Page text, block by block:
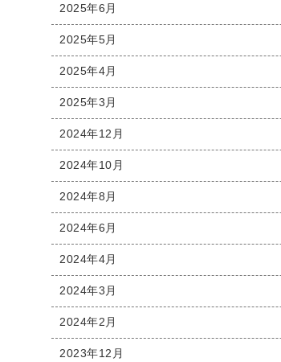
2025年6月
2025年5月
2025年4月
2025年3月
2024年12月
2024年10月
2024年8月
2024年6月
2024年4月
2024年3月
2024年2月
2023年12月